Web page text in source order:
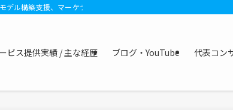
ル構築支援、マーケティング支援、個人向けには夢や目標への行
ビス提供実績 / 主な経歴 ブログ・YouTube 代表コン